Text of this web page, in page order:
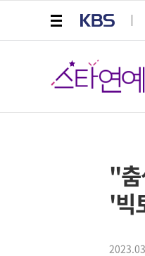
스타연예
"춤
'빅
페이스북
트위터
네이버
URL복사
글씨 작게보기
글씨 크게보기
스타박스